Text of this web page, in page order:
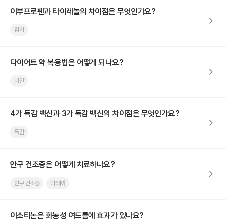
이부프로펜과 타이레놀의 차이점은 무엇인가요?
감기
다이어트 약 복용법은 어떻게 되나요?
비만
4가 독감 백신과 3가 독감 백신의 차이점은 무엇인가요?
독감
안구 건조증은 어떻게 치료하나요?
안구 건조증 다래끼
이소티논은 화농성 여드름에 효과가 있나요?